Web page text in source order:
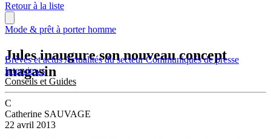
Brèves et actusActualités du secteurCommuniqués de presse
Interviews
Conseils et Guides
Retour à la liste
Mode & prêt à porter homme
Jules inaugure son nouveau concept
magasin
C
Catherine SAUVAGE
22 avril 2013